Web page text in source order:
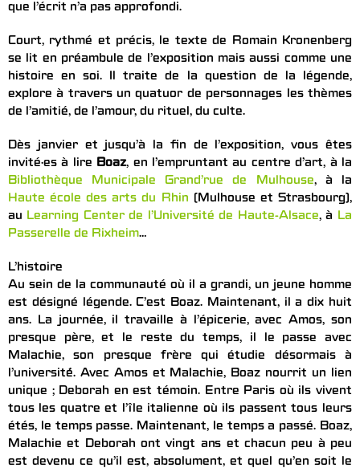
que l’écrit n’a pas approfondi.
Court, rythmé et précis, le texte de Romain Kronenberg
se lit en préambule de l’exposition mais aussi comme une
histoire en soi. Il traite de la question de la légende,
explore à travers un quatuor de personnages les thèmes
de l’amitié, de l’amour, du rituel, du culte.
Dès janvier et jusqu’à la fin de l’exposition, vous êtes
invité·es à lire Boaz, en l’empruntant au centre d’art, à la
Bibliothèque Municipale Grand’rue de Mulhouse, à la
Haute école des arts du Rhin (Mulhouse et Strasbourg),
au Learning Center de l’Université de Haute-Alsace, à La
Passerelle de Rixheim…
L’histoire
Au sein de la communauté où il a grandi, un jeune homme
est désigné légende. C’est Boaz. Maintenant, il a dix huit
ans. La journée, il travaille à l’épicerie, avec Amos, son
presque père, et le reste du temps, il le passe avec
Malachie, son presque frère qui étudie désormais à
l’université́. Avec Amos et Malachie, Boaz nourrit un lien
unique ; Deborah en est témoin. Entre Paris où ils vivent
tous les quatre et l’île italienne où ils passent tous leurs
étés, le temps passe. Maintenant, le temps a passé. Boaz,
Malachie et Deborah ont vingt ans et chacun peu à peu
est devenu ce qu’il est, absolument, et quel qu’en soit le